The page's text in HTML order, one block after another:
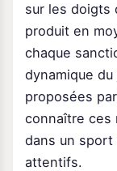
sur les doigts
produit en
chaque
dynamique
proposées
connaître ces
dans un sport
attentifs.